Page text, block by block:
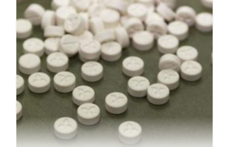
chosen
on
the
product
page